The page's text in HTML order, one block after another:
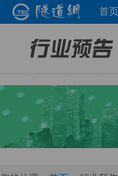
首页